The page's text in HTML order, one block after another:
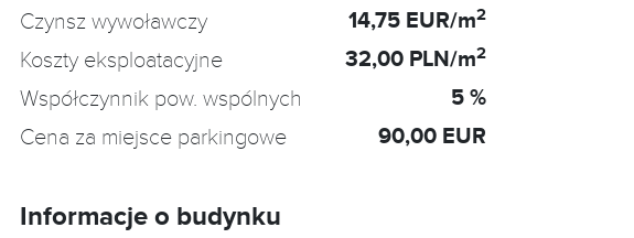
Czynsz wywoławczy 14,75 EUR/m2
Koszty eksploatacyjne 32,00 PLN/m2
Współczynnik pow. wspólnych 5 %
Cena za miejsce parkingowe 90,00 EUR
Informacje o budynku